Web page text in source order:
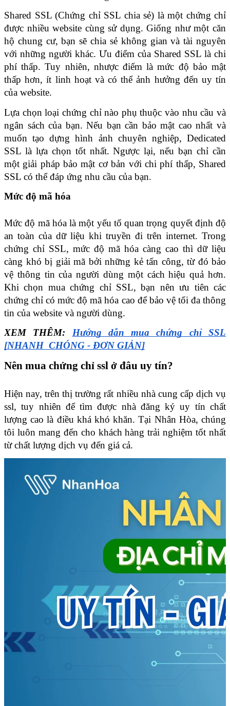
Shared SSL (Chứng chỉ SSL chia sẻ) là một chứng chỉ
được nhiều website cùng sử dụng. Giống như một căn
hộ chung cư, bạn sẽ chia sẻ không gian và tài nguyên
với những người khác. Ưu điểm của Shared SSL là chi
phí thấp. Tuy nhiên, nhược điểm là mức độ bảo mật
thấp hơn, ít linh hoạt và có thể ảnh hưởng đến uy tín
của website.
Lựa chọn loại chứng chỉ nào phụ thuộc vào nhu cầu và
ngân sách của bạn. Nếu bạn cần bảo mật cao nhất và
muốn tạo dựng hình ảnh chuyên nghiệp, Dedicated
SSL là lựa chọn tốt nhất. Ngược lại, nếu bạn chỉ cần
một giải pháp bảo mật cơ bản với chi phí thấp, Shared
SSL có thể đáp ứng nhu cầu của bạn.
Mức độ mã hóa
Mức độ mã hóa là một yếu tố quan trọng quyết định độ
an toàn của dữ liệu khi truyền đi trên internet. Trong
chứng chỉ SSL, mức độ mã hóa càng cao thì dữ liệu
càng khó bị giải mã bởi những kẻ tấn công, từ đó bảo
vệ thông tin của người dùng một cách hiệu quả hơn.
Khi chọn mua chứng chỉ SSL, bạn nên ưu tiên các
chứng chỉ có mức độ mã hóa cao để bảo vệ tối đa thông
tin của website và người dùng.
XEM THÊM: Hướng dẫn mua chứng chỉ SSL
[NHANH  CHÓNG - ĐƠN GIẢN]
Nên mua chứng chỉ ssl ở đâu uy tín?
Hiện nay, trên thị trường rất nhiều nhà cung cấp dịch vụ
ssl, tuy nhiên để tìm được nhà đăng ký uy tín chất
lượng cao là điều khá khó khăn. Tại Nhân Hòa, chúng
tôi luôn mang đến cho khách hàng trải nghiệm tốt nhất
từ chất lượng dịch vụ đến giá cả.